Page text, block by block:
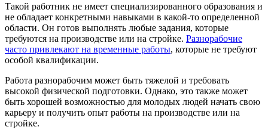
Такой работник не имеет специализированного образования и
не обладает конкретными навыками в какой-то определенной
области. Он готов выполнять любые задания, которые
требуются на производстве или на стройке. Разнорабочие
часто привлекают на временные работы, которые не требуют
особой квалификации.
Работа разнорабочим может быть тяжелой и требовать
высокой физической подготовки. Однако, это также может
быть хорошей возможностью для молодых людей начать свою
карьеру и получить опыт работы на производстве или на
стройке.